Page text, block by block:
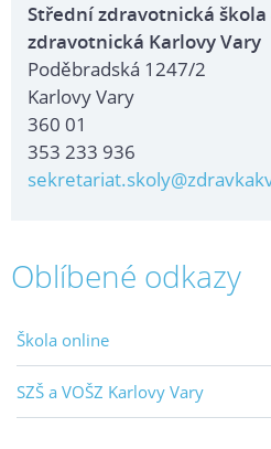
Střední zdravotnická
zdravotnická Karlovy Vary
Poděbradská 1247/2
Karlovy Vary
360 01
353 233 936
Oblíbené odkazy
Škola online
SZŠ a VOŠZ Karlovy Vary